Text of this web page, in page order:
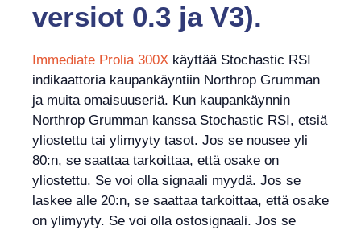
versiot 0.3 ja V3).
Immediate Prolia 300X käyttää Stochastic RSI
indikaattoria kaupankäyntiin Northrop Grumman
ja muita omaisuuseriä. Kun kaupankäynnin
Northrop Grumman kanssa Stochastic RSI, etsiä
yliostettu tai ylimyyty tasot. Jos se nousee yli
80:n, se saattaa tarkoittaa, että osake on
yliostettu. Se voi olla signaali myydä. Jos se
laskee alle 20:n, se saattaa tarkoittaa, että osake
on ylimyyty. Se voi olla ostosignaali. Jos se